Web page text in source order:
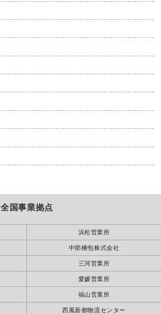
全国事業拠点
浜松営業所
中部梱包株式会社
三河営業所
愛媛営業所
福山営業所
西風新都物流センター